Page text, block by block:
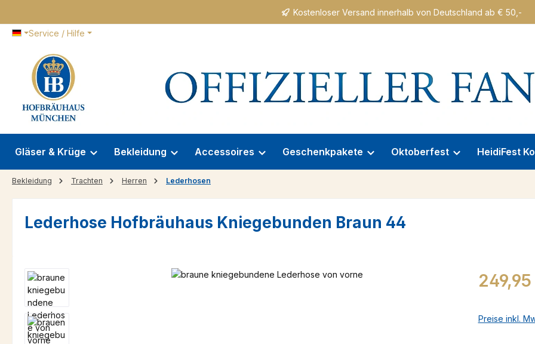
Kostenloser Versand innerhalb von Deutschland ab € 50,-
Service / Hilfe
Gläser & Krüge Bekleidung Accessoires Geschenkpakete Oktoberfest HeidiFest
Bekleidung Trachten Herren Lederhosen
Lederhose Hofbräuhaus Kniegebunden Braun 44
Bildergalerie überspringen Regulärer
Preise inkl.